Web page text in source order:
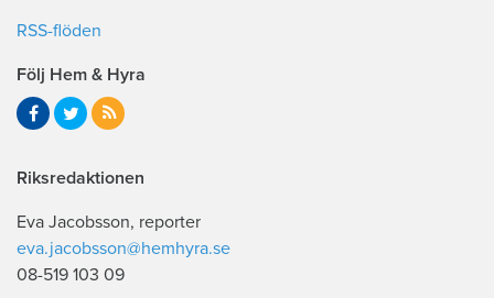
RSS-flöden
Följ Hem & Hyra
Riksredaktionen
Eva Jacobsson, reporter
eva.jacobsson@hemhyra.se
08-519 103 09